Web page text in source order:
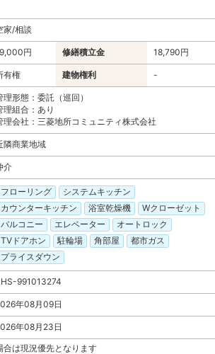
家/相談
円 修繕積立金 18,790円
有権 建物権利 -
理形態：委託（巡回）
理組合：あり
理会社：三菱地所コミュニティ株式会社
隣商業地域
介
フローリング
システムキッチン
カウンターキッチン
浴室乾燥機
Wクローゼット
バルコニー
エレベーター
オートロック
TVドアホン
駐輪場 角部屋
都市ガス
プライスダウン
991013274
年08月09日
年08月23日
は現況優先となります